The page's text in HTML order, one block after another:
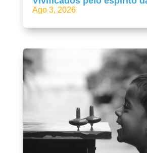
Ago 3, 2026